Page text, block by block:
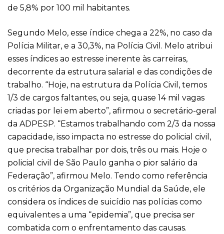
de 5,8% por 100 mil habitantes.
Segundo Melo, esse índice chega a 22%, no caso da
Polícia Militar, e a 30,3%, na Polícia Civil. Melo atribui
esses índices ao estresse inerente às carreiras,
decorrente da estrutura salarial e das condições de
trabalho. “Hoje, na estrutura da Polícia Civil, temos
1/3 de cargos faltantes, ou seja, quase 14 mil vagas
criadas por lei em aberto”, afirmou o secretário-geral
da ADPESP. “Estamos trabalhando com 2/3 da nossa
capacidade, isso impacta no estresse do policial civil,
que precisa trabalhar por dois, três ou mais. Hoje o
policial civil de São Paulo ganha o pior salário da
Federação”, afirmou Melo. Tendo como referência
os critérios da Organização Mundial da Saúde, ele
considera os índices de suicídio nas polícias como
equivalentes a uma “epidemia”, que precisa ser
combatida com o enfrentamento das causas.